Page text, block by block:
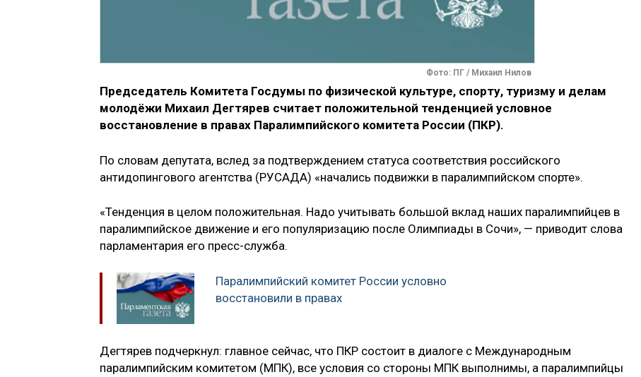
Фото: ПГ / Михаил Нилов
Председатель Комитета Госдумы по физической культуре, спорту, туризму и делам
молодёжи Михаил Дегтярев считает положительной тенденцией условное
восстановление в правах Паралимпийского комитета России (ПКР).
По словам депутата, вслед за подтверждением статуса соответствия российского
антидопингового агентства (РУСАДА) «начались подвижки в паралимпийском спорте».
«Тенденция в целом положительная. Надо учитывать большой вклад наших паралимпийцев в
паралимпийское движение и его популяризацию после Олимпиады в Сочи», — приводит слова
парламентария его пресс-служба.
Паралимпийский комитет России условно
восстановили в правах
Дегтярев подчеркнул: главное сейчас, что ПКР состоит в диалоге с Международным
паралимпийским комитетом (МПК), все условия со стороны МПК выполнимы, а паралимпийцы